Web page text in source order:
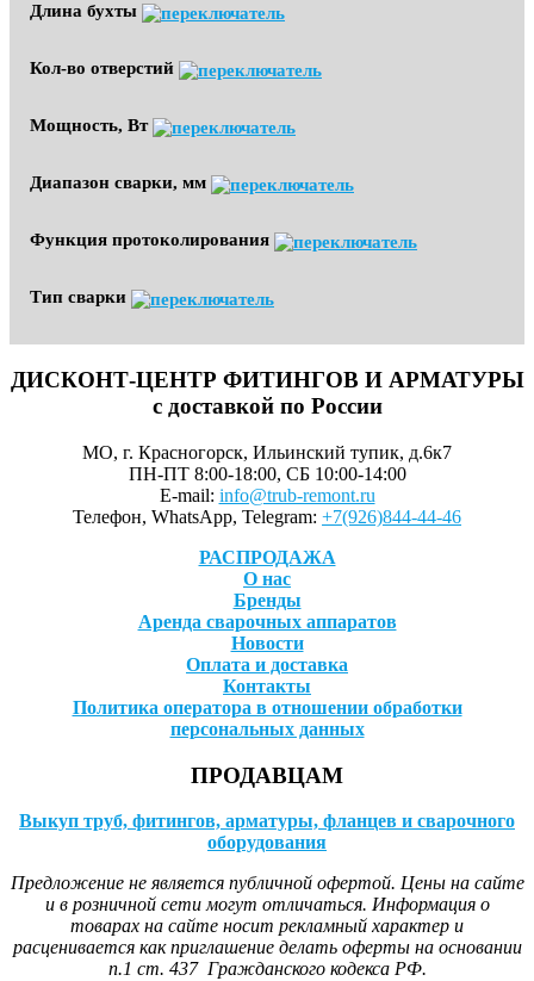
Длина бухты
Кол-во отверстий
Мощность, Вт
Диапазон сварки, мм
Функция протоколирования
Тип сварки
ДИСКОНТ-ЦЕНТР ФИТИНГОВ И АРМАТУРЫ
с доставкой по России
МО, г. Красногорск, Ильинский тупик, д.6к7
ПН-ПТ 8:00-18:00, СБ 10:00-14:00
E-mail: info@trub-remont.ru
Телефон, WhatsApp, Telegram: +7(926)844-44-46
РАСПРОДАЖА
О нас
Бренды
Аренда сварочных аппаратов
Новости
Оплата и доставка
Контакты
Политика оператора в отношении обработки
персональных данных
ПРОДАВЦАМ
Выкуп труб, фитингов, арматуры, фланцев и сварочного
оборудования
Предложение не является публичной офертой. Цены на сайте
и в розничной сети могут отличаться. Информация о
товарах на сайте носит рекламный характер и
расценивается как приглашение делать оферты на основании
п.1 ст. 437 Гражданского кодекса РФ.